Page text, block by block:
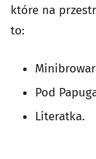
które na
to:
Pod
Literatka.